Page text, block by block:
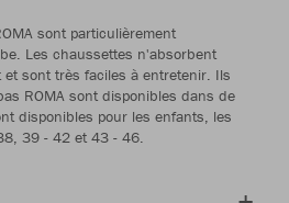
sont particulièrement
Les chaussettes n'absorbent
sont très faciles à entretenir. Ils
ROMA sont disponibles dans de
disponibles pour les enfants, les
39 - 42 et 43 - 46.